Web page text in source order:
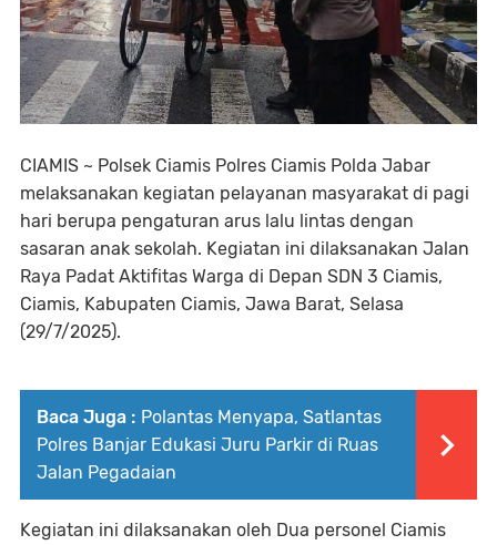
CIAMIS ~ Polsek Ciamis Polres Ciamis Polda Jabar
melaksanakan kegiatan pelayanan masyarakat di pagi
hari berupa pengaturan arus lalu lintas dengan
sasaran anak sekolah. Kegiatan ini dilaksanakan Jalan
Raya Padat Aktifitas Warga di Depan SDN 3 Ciamis,
Ciamis, Kabupaten Ciamis, Jawa Barat, Selasa
(29/7/2025).
Baca Juga : Polantas Menyapa, Satlantas
Polres Banjar Edukasi Juru Parkir di Ruas
Jalan Pegadaian
Kegiatan ini dilaksanakan oleh Dua personel Ciamis